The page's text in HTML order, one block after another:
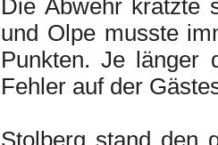
Die Abwehr kratzte
und Olpe musste
Punkten.Je länger
Fehler auf der
Stolberg stand den